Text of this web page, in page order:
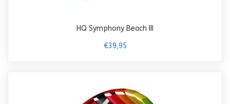
HQ Symphony Beach III
€39,95